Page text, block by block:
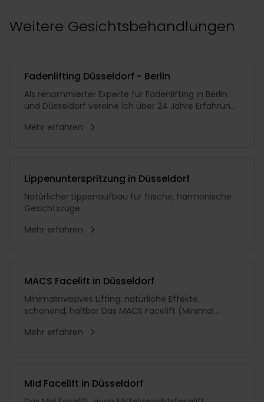
Weitere Gesichtsbehandlungen
Fadenlifting Düsseldorf - Berlin
Als renommierter Experte für Fadenlifting in Berlin
und Düsseldorf vereine ich über 24 Jahre Erfahrung
unermüdlichen Streben nach Perfektion. In meiner
Mehr erfahren
Lippenunterspritzung in Düsseldorf
Natürlicher Lippenaufbau für frische, harmonische
Gesichtszüge
Mehr erfahren
MACS Facelift in Düsseldorf
Minimalinvasives Lifting: natürliche Effekte,
schonend, haltbar Das MACS Facelift (Minimal
damit eines der schonendsten Liftings. Die
Mehr erfahren
Mid Facelift in Düsseldorf